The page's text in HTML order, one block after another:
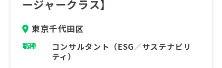
したい、探求心旺盛な方を歓迎します。
ージャークラス】
東京千代田区
職種
コンサルタント（ESG／サステナビリ
ティ）